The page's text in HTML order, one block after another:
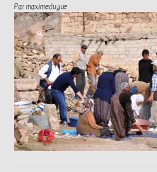
Parmaximedugue